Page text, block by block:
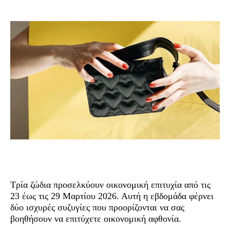
Τρία ζώδια προσελκύουν οικονομική επιτυχία από τις
23 έως τις 29 Μαρτίου 2026. Αυτή η εβδομάδα φέρνει
δύο ισχυρές συζυγίες που προορίζονται να σας
βοηθήσουν να επιτύχετε οικονομική αφθονία.